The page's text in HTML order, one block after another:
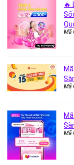
🔥
Mã
Mã
Mã